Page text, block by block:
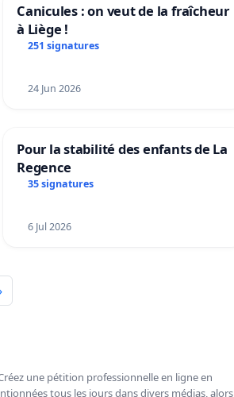
Canicules : on veut de la fraîcheur
à Liège !
251 signatures
24 Jun 2026
Pour la stabilité des enfants de La
Regence
35 signatures
6 Jul 2026
une pétition professionnelle en ligne en
tous les jours dans divers médias, alors